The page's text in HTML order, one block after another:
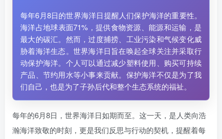
每年6月8日的世界海洋日提醒人们保护海洋的重要性。
海洋占地球表面71%，提供食物资源、能源和运输，是
最大的碳汇。然而，过度捕捞、工业污染和气候变化威
胁着海洋生态。世界海洋日旨在唤起全球关注并采取行
动保护海洋。个人可以通过减少塑料使用、购买可持续
产品、节约用水等小事来贡献。保护海洋不仅是为了我
们自己，也是为了子孙后代和整个生态系统的福祉。
每年的6月8日，世界海洋日如期而至。这一天，是人类向浩
瀚海洋致敬的时刻，更是我们反思与行动的契机，提醒着每